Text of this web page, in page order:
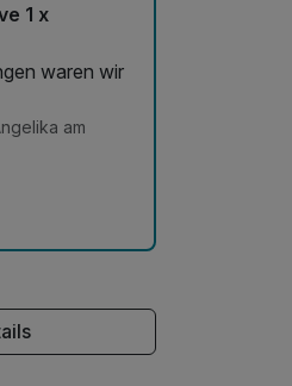
1 x
waren wir
am